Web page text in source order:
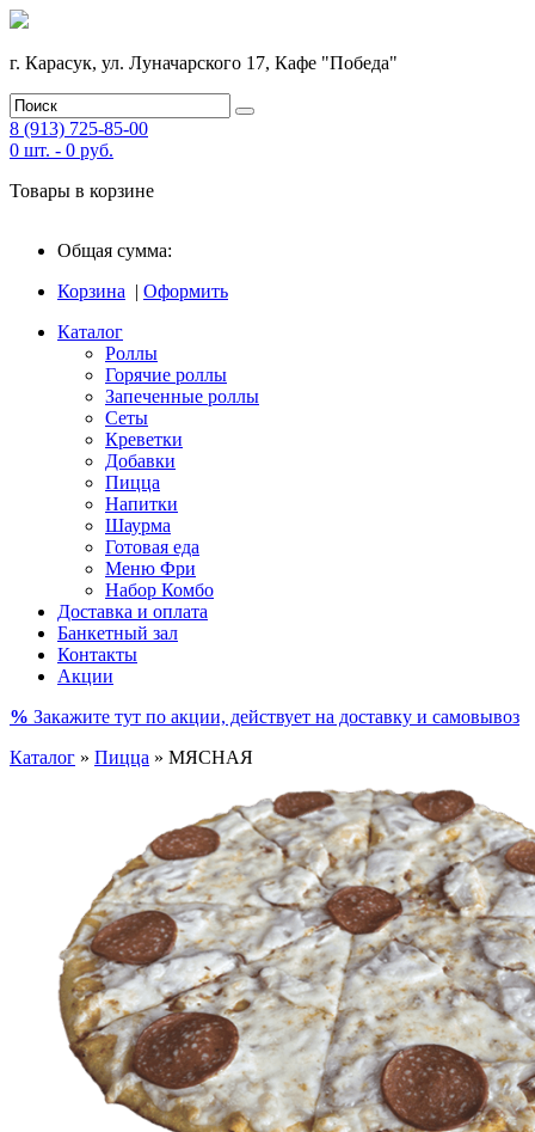
г. Карасук, ул. Луначарского 17, Кафе "Победа"
8 (913) 725-85-00
0 шт. - 0 руб.
Товары в корзине
Общая сумма:
Корзина | Оформить
Каталог
Роллы
Горячие роллы
Запеченные роллы
Сеты
Креветки
Добавки
Пицца
Напитки
Шаурма
Готовая еда
Меню Фри
Набор Комбо
Доставка и оплата
Банкетный зал
Контакты
Акции
% Закажите тут по акции, действует на доставку и самовывоз
Каталог » Пицца » МЯСНАЯ